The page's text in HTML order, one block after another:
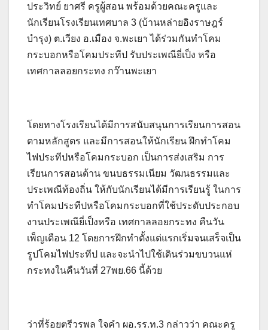
ประวิทย์ ยาศรี ครูผู้สอน พร้อมด้วยคณะครูและ
นักเรียนโรงเรียนเทศบาล 3 (บ้านหล่ายอิงราษฎร์
บำรุง) ต.เวียง อ.เมือง จ.พะเยา ได้ร่วมกันทำโคม
กระบอกหรือโคมประทีป รับประเพณียี่เป็ง หรือ
เทศกาลลอยกระทง กว๊านพะเยา
โดยทางโรงเรียนได้มีการสนับสนุนการเรียนการสอน
ตามหลักสูตร และมีการสอนให้นักเรียน ฝึกทำโคม
ไฟประทีปหรือโคมกระบอก เป็นการส่งเสริม การ
เรียนการสอนด้าน ขนบธรรมเนียม วัฒนธรรมและ
ประเพณีท้องถิ่น ให้กับนักเรียนได้มีการเรียนรู้ ในการ
ทำโคมประทีปหรือโคมกระบอกที่ใช้ประดับประกอบ
งานประเพณียี่เป็งหรือ เทศกาลลอยกระทง คืนวัน
เพ็ญเดือน 12 โดยการฝึกทำตั้งแต่แรกเริ่มจนเสร็จเป็น
รูปโคมไฟประทีป และจะนำไปใช้เดินร่วมขบวนแห่
กระทงในคืนวันที่ 27พย.66 นี้ด้วย
ว่าที่ร้อยตรีวรพล ใจคำ ผอ.รร.ท.3 กล่าวว่า คณะครู